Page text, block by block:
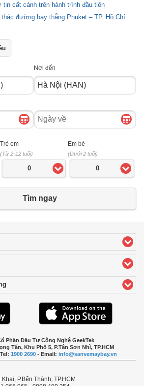
tin cất cánh trên hành trình đầu tiên
đường bay thẳng Phuket – TP. Hồ Chí
Nơi đến
Ngày
về
Trẻ em
(Từ 2-12 tuổi)
0
Em bé
(Dưới 2 tuổi)
0
Tìm ngay
to expand contents
to expand contents
Phần Đầu Tư Công Nghệ GeekTek
Tấn, Khu Phố 5, P.Tân Sơn Nhì, TP.HCM
1900 2690- Email: info@sanvemaybay.vn
P.Bến Thành, TP.HCM